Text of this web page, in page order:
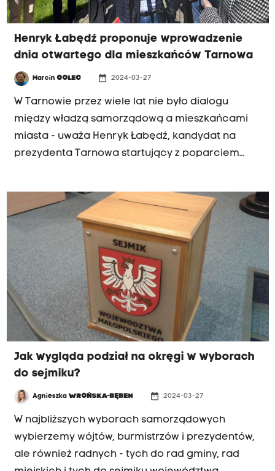
Henryk Łabędź proponuje wprowadzenie
dnia otwartego dla mieszkańców Tarnowa
MarcinGOLEC date_range 2024-03-27
W Tarnowie przez wiele lat nie było dialogu
między władzą samorządową a mieszkańcami
miasta - uważa Henryk Łabędź, kandydat na
prezydenta Tarnowa startujący z poparciem
do grona zaufanych doradców, ale trzeba też
konsultować się z mieszkańcami.
Jak wygląda podział na okręgi w wyborach
do sejmiku?
AgnieszkaWROŃSKA-BĘBEN date_range 2024-03-27
W najbliższych wyborach samorządowych
wybierzemy wójtów, burmistrzów i prezydentów,
ale również radnych - tych do rad gminy, rad